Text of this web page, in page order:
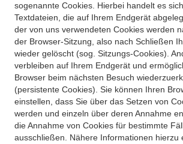
sogenannte Cookies. Hierbei handelt es
Textdateien, die auf Ihrem Endgerät
der von uns verwendeten Cookies werden
der Browser-Sitzung, also nach Schließen
wieder gelöscht (sog. Sitzungs-Cookies).
verbleiben auf Ihrem Endgerät und
Browser beim nächsten Besuch
(persistente Cookies). Sie können Ihren
einstellen, dass Sie über das Setzen von
werden und einzeln über deren Annahme
die Annahme von Cookies für bestimmte
ausschließen. Nähere Informationen hierzu